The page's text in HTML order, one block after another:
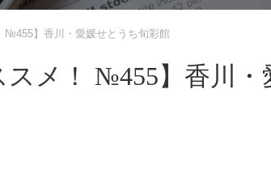
№455】香川・愛媛せとうち旬彩館
スメ！ №455】香川